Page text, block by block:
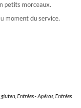
petits morceaux.
moment du service.
gluten, Entrées - Apéros, Entrées